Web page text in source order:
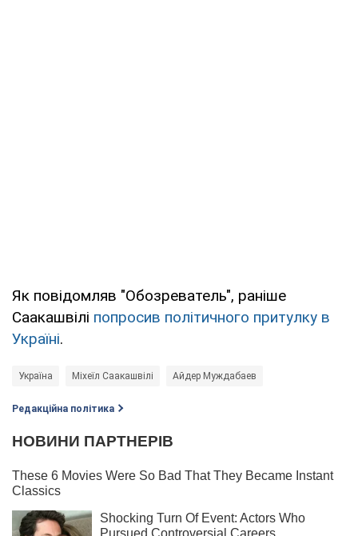
Як повідомляв "Обозреватель", раніше
Саакашвілі попросив політичного притулку в
Україні.
Україна Міхеїл Саакашвілі Айдер Муждабаев
Редакційна політика